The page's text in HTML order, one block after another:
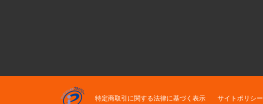
特定商取引に関する法律に基づく表示 サイトポリシー